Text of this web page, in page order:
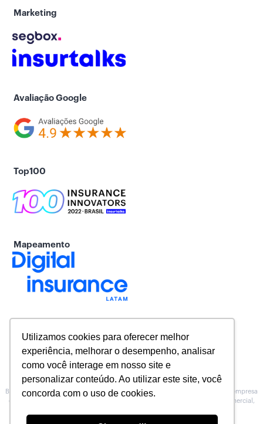
Utilizamos cookies para oferecer melhor
experiência, melhorar o desempenho, analisar
como você interage em nosso site e
personalizar conteúdo. Ao utilizar este site, você
concorda com o uso de cookies.
Marketing
Avaliação Google
Top100
Mapeamento
Baeta Assessoria de Seguros inscrita na Susep sob o Nº 10.0100188, é uma empresa
especializada na prestação de serviços de Assessoria, no atendimento comercial,